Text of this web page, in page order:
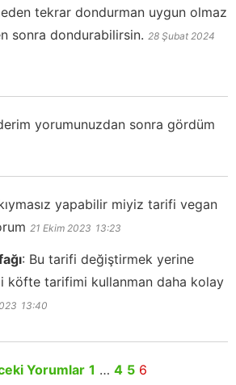
tekrar dondurman uygun olmaz
sonra dondurabilirsin. 28 Şubat 2024
yorumunuzdan sonra gördüm
kıymasız yapabilir miyiz tarifi vegan
21 Ekim 2023 13:23
: Bu tarifi değiştirmek yerine
köfte tarifimi kullanman daha kolay
13:40
Yorumlar 1 … 4 5 6